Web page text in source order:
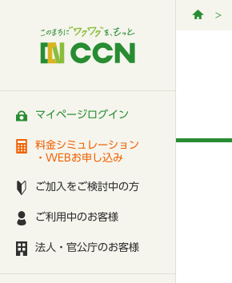
マイページログイン
料金シミュレーション
・WEBお申し込み
ご加入をご検討中の方
ご利用中のお客様
法人・官公庁のお客様